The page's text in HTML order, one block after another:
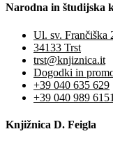
Narodna in študijska
Ul. sv. Frančiška
34133 Trst
trst@knjiznica.it
Dogodki in
+39 040 635 629
+39 040 989 6151
Knjižnica D. Feigla